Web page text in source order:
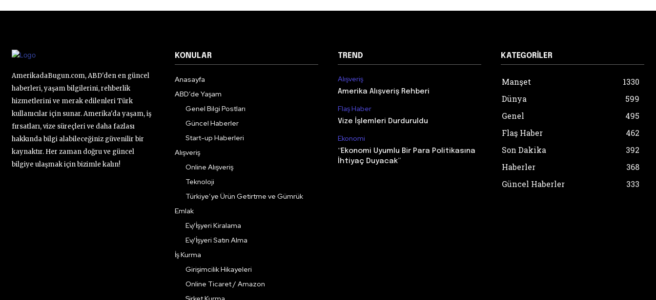
AmerikadaBugun.com, ABD'den en güncel
haberleri, yaşam bilgilerini, rehberlik
hizmetlerini ve merak edilenleri Türk
kullanıcılar için sunar. Amerika'da yaşam, iş
fırsatları, vize süreçleri ve daha fazlası
hakkında bilgi alabileceğiniz güvenilir bir
kaynaktır. Her zaman doğru ve güncel
bilgiye ulaşmak için bizimle kalın!
KONULAR
Anasayfa
ABD’de Yaşam
Genel Bilgi Postları
Güncel Haberler
Start-up Haberleri
Alışveriş
Online Alışveriş
Teknoloji
Türkiye’ye Ürün Getirtme ve Gümrük
Emlak
Ev/İşyeri Kiralama
Ev/İşyeri Satın Alma
İş Kurma
Girişimcilik Hikayeleri
Online Ticaret / Amazon
TREND
Alışveriş
Amerika Alışveriş Rehberi
Flaş Haber
Vize İşlemleri Durduruldu
Ekonomi
“Ekonomi Uyumlu Bir Para Politikasına
İhtiyaç Duyacak”
KATEGORILER
Manşet
1330
Dünya
599
Genel
495
Flaş Haber
462
Son Dakika
392
Haberler
368
Güncel Haberler
333